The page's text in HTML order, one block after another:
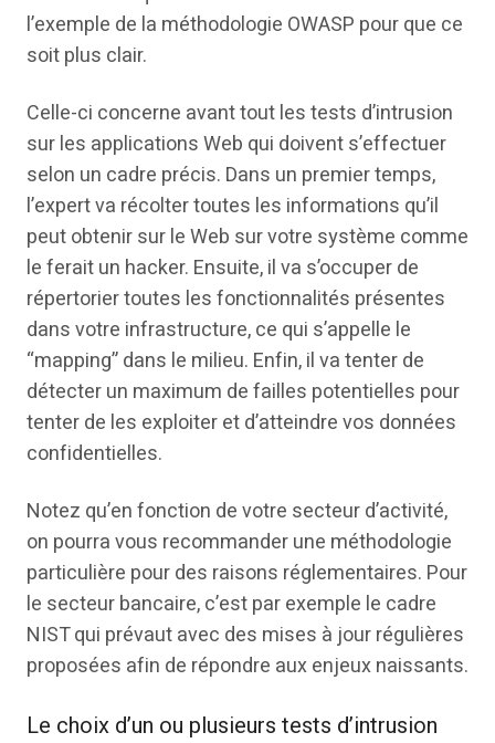
l’exemple de la méthodologie OWASP pour que ce
soit plus clair.
Celle-ci concerne avant tout les tests d’intrusion
sur les applications Web qui doivent s’effectuer
selon un cadre précis. Dans un premier temps,
l’expert va récolter toutes les informations qu’il
peut obtenir sur le Web sur votre système comme
le ferait un hacker. Ensuite, il va s’occuper de
répertorier toutes les fonctionnalités présentes
dans votre infrastructure, ce qui s’appelle le
“mapping” dans le milieu. Enfin, il va tenter de
détecter un maximum de failles potentielles pour
tenter de les exploiter et d’atteindre vos données
confidentielles.
Notez qu’en fonction de votre secteur d’activité,
on pourra vous recommander une méthodologie
particulière pour des raisons réglementaires. Pour
le secteur bancaire, c’est par exemple le cadre
NIST qui prévaut avec des mises à jour régulières
proposées afin de répondre aux enjeux naissants.
Le choix d’un ou plusieurs tests d’intrusion